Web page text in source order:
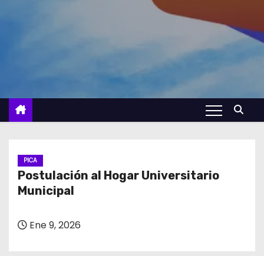
PICA
Postulación al Hogar Universitario
Municipal
Ene 9, 2026